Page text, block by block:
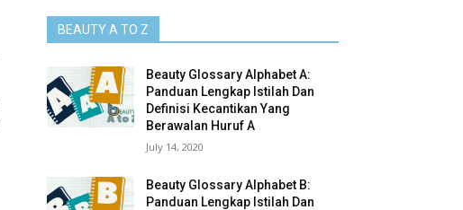
BEAUTY A TO Z
Beauty Glossary Alphabet A:
Panduan Lengkap Istilah Dan
Definisi Kecantikan Yang
Berawalan Huruf A
July 14, 2020
Beauty Glossary Alphabet B:
Panduan Lengkap Istilah Dan